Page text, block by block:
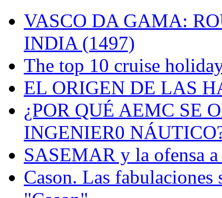
VASCO DA GAMA:
INDIA (1497)
The top 10 cruise
EL ORIGEN DE LAS
¿POR QUÉ AEMC SE
INGENIER0
SASEMAR y la ofensa a
Cason. Las fabulaciones